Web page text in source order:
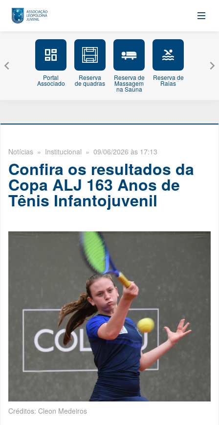
Portal
Associado
Reserva
de quadras
Reserva de
Massagem
na Sauna
Reserva de
Raias
Notícias » Institucional » 09/06/2026 às 17:13
Confira os resultados da
Copa ALJ 163 Anos de
Tênis Infantojuvenil
Créditos: Cleon Medeiros